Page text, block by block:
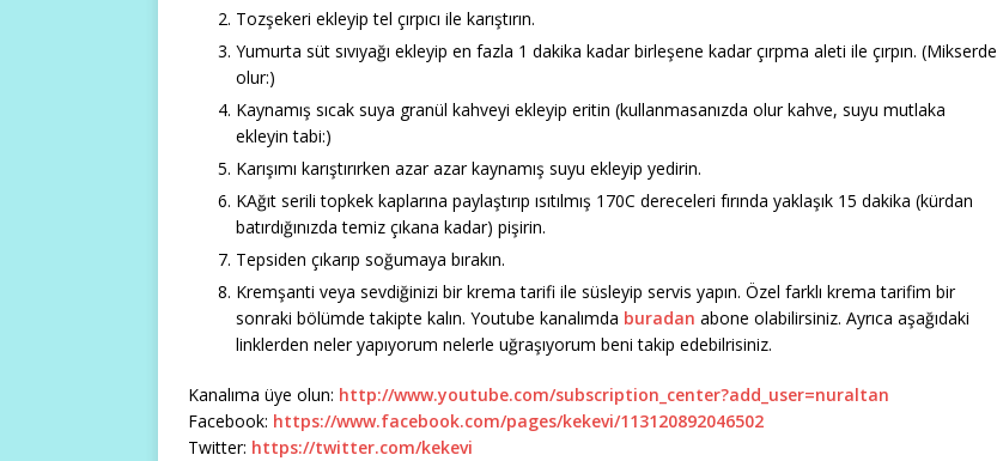
Tozşekeri ekleyip tel çırpıcı ile karıştırın.
Yumurta süt sıvıyağı ekleyip en fazla 1 dakika kadar birleşene kadar çırpma aleti ile çırpın. (Mikserde
olur:)
Kaynamış sıcak suya granül kahveyi ekleyip eritin (kullanmasanızda olur kahve, suyu mutlaka
ekleyin tabi:)
Karışımı karıştırırken azar azar kaynamış suyu ekleyip yedirin.
KAğıt serili topkek kaplarına paylaştırıp ısıtılmış 170C dereceleri fırında yaklaşık 15 dakika (kürdan
batırdığınızda temiz çıkana kadar) pişirin.
Tepsiden çıkarıp soğumaya bırakın.
Kremşanti veya sevdiğinizi bir krema tarifi ile süsleyip servis yapın. Özel farklı krema tarifim bir
sonraki bölümde takipte kalın. Youtube kanalımda buradan abone olabilirsiniz. Ayrıca aşağıdaki
linklerden neler yapıyorum nelerle uğraşıyorum beni takip edebilrisiniz.
Kanalıma üye olun: http://www.youtube.com/subscription_center?add_user=nuraltan
Facebook: https://www.facebook.com/pages/kekevi/113120892046502
Twitter: https://twitter.com/kekevi